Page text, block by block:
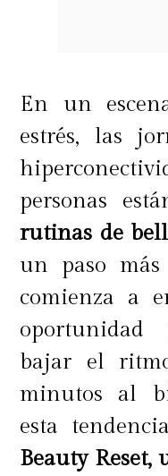
En un
estrés, las
personas
rutinas de
un paso
comienza a
oportunidad
bajar el
minutos al
esta
Beauty Reset,